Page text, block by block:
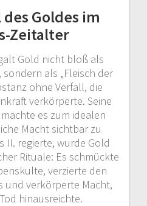
des Goldes im
Zeitalter
Gold nicht bloß als
als „Fleisch der
ohne Verfall, die
verkörperte. Seine
es zum idealen
Macht sichtbar zu
II. regierte, wurde Gold
Rituale: Es schmückte
verzierte den
und verkörperte Macht,
hinausreichte.